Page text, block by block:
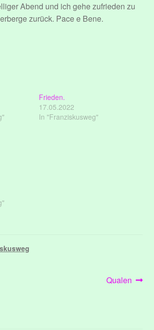
Abend und ich gehe zufrieden zu
zurück. Pace e Bene.
Frieden.
17.05.2022
In "Franziskusweg"
Nächster
Qualen